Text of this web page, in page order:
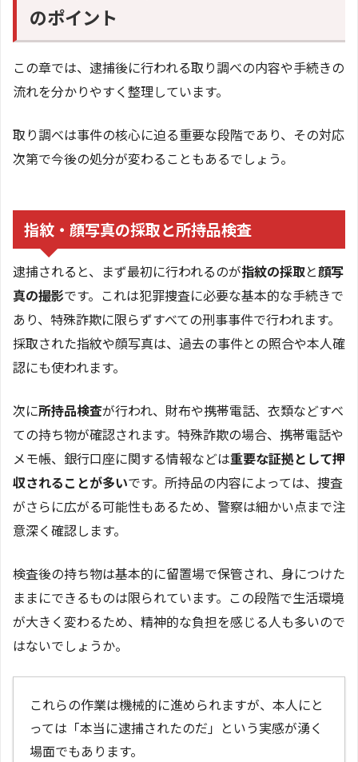
のポイント
この章では、逮捕後に行われる取り調べの内容や手続きの
流れを分かりやすく整理しています。
取り調べは事件の核心に迫る重要な段階であり、その対応
次第で今後の処分が変わることもあるでしょう。
指紋・顔写真の採取と所持品検査
逮捕されると、まず最初に行われるのが指紋の採取と顔写
真の撮影です。これは犯罪捜査に必要な基本的な手続きで
あり、特殊詐欺に限らずすべての刑事事件で行われます。
採取された指紋や顔写真は、過去の事件との照合や本人確
認にも使われます。
次に所持品検査が行われ、財布や携帯電話、衣類などすべ
ての持ち物が確認されます。特殊詐欺の場合、携帯電話や
メモ帳、銀行口座に関する情報などは重要な証拠として押
収されることが多いです。所持品の内容によっては、捜査
がさらに広がる可能性もあるため、警察は細かい点まで注
意深く確認します。
検査後の持ち物は基本的に留置場で保管され、身につけた
ままにできるものは限られています。この段階で生活環境
が大きく変わるため、精神的な負担を感じる人も多いので
はないでしょうか。
これらの作業は機械的に進められますが、本人にと
っては「本当に逮捕されたのだ」という実感が湧く
場面でもあります。